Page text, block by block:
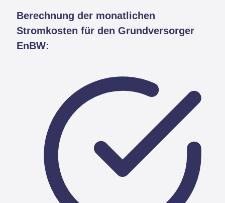
Berechnung der monatlichen
Stromkosten für den Grundversorger
EnBW: